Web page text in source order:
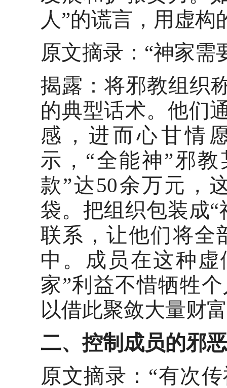
人”的谎言，用虚构
原文摘录： “神家需
揭露：将邪教组织
的典型话术。他们
感，进而心甘情
示，“全能神”邪
款”达50余万元，
袋。把组织包装成
联系，让他们将全
中。成员在这种
家”利益不惜牺牲
以借此聚敛大量财
二、控制成员的邪
原文摘录： “有次